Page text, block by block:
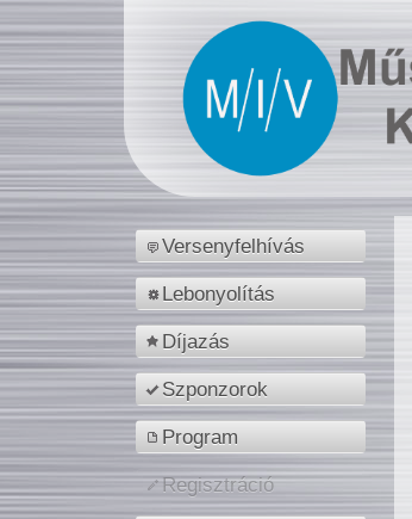
Versenyfelhívás
Lebonyolítás
Díjazás
Szponzorok
Program
Regisztráció